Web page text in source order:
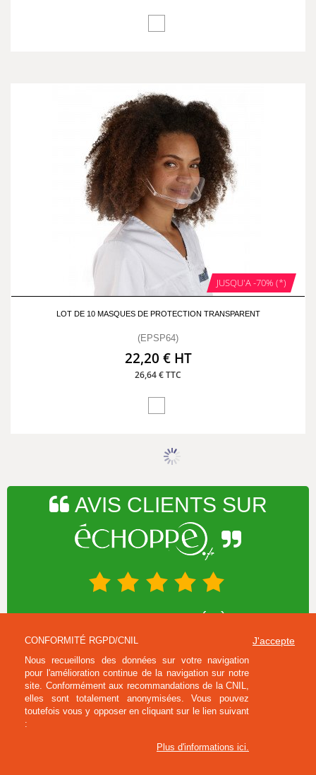
CONFORMITÉ RGPD/CNIL
Nous recueillons des données sur votre navigation
pour l'amélioration continue de la navigation sur notre
site. Conformément aux recommandations de la CNIL,
elles sont totalement anonymisées. Vous pouvez
toutefois vous y opposer en cliquant sur le lien suivant
:
Plus d'informations ici.
J'accepte
JUSQU'A -70% (*)
LOT DE 10 MASQUES DE PROTECTION TRANSPARENT
(EPSP64)
22,20 € HT
26,64 € TTC
INFORMATIONS SUR VOTRE BOUTIQUE
L'ÉCHOPPE
AIDE ET SERVICES